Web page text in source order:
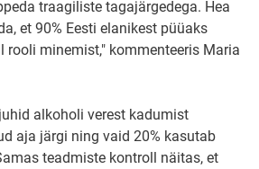
traagiliste tagajärgedega. Hea
et 90% Eesti elanikest püüaks
rooli minemist," kommenteeris Maria
alkoholi verest kadumist
aja järgi ning vaid 20% kasutab
teadmiste kontroll näitas, et